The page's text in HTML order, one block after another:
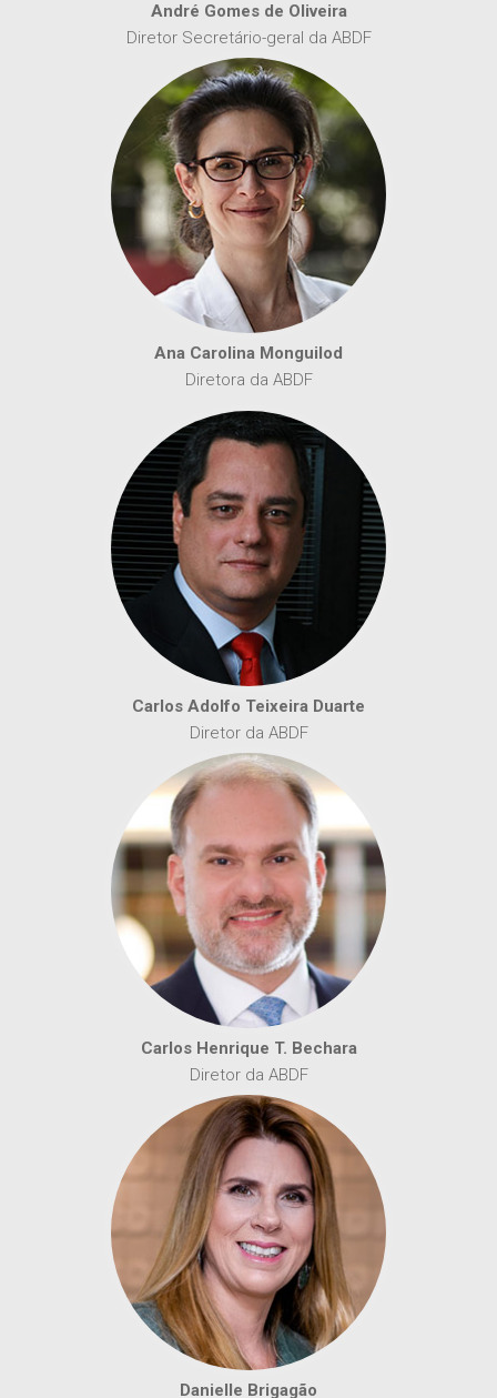
André Gomes de Oliveira
Diretor Secretário-geral da ABDF
Ana Carolina Monguilod
Diretora da ABDF
Carlos Adolfo Teixeira Duarte
Diretor da ABDF
Carlos Henrique T. Bechara
Diretor da ABDF
Danielle Brigagão